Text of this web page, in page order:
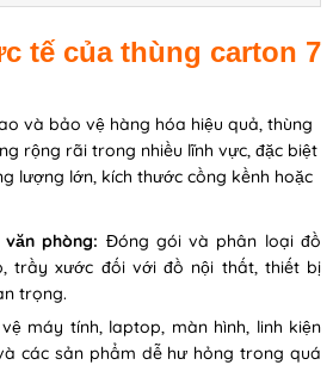
tế của thùng carton 7
và bảo vệ hàng hóa hiệu quả, thùng
rộng rãi trong nhiều lĩnh vực, đặc biệt
lượng lớn, kích thước cồng kềnh hoặc
văn phòng: Đóng gói và phân loại đồ
trầy xước đối với đồ nội thất, thiết bị
trọng.
máy tính, laptop, màn hình, linh kiện
các sản phẩm dễ hư hỏng trong quá